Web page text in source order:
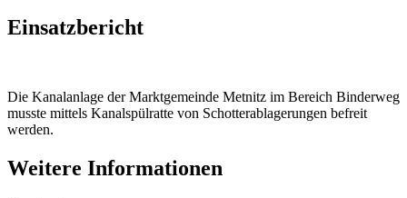
Einsatzbericht
Die Kanalanlage der Marktgemeinde Metnitz im Bereich Binderweg
musste mittels Kanalspülratte von Schotterablagerungen befreit
werden.
Weitere Informationen